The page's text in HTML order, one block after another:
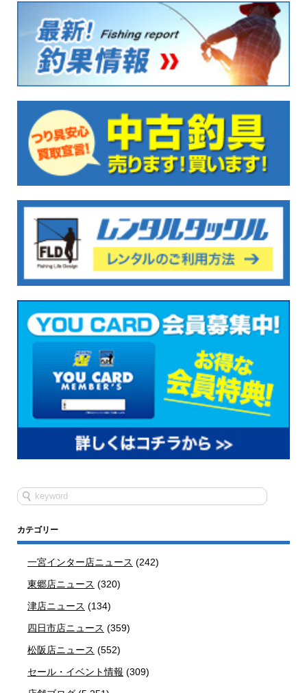
カテゴリー
一宮インター店ニュース (242)
東郷店ニュース (320)
津店ニュース (134)
四日市店ニュース (359)
松阪店ニュース (552)
セール・イベント情報 (309)